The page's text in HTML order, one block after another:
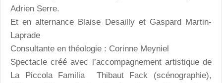
Adrien Serre.
Et en alternance Blaise Desailly et Gaspard Martin-
Laprade
Consultante en théologie : Corinne Meyniel
Spectacle créé avec l’accompagnement artistique de
La Piccola Familia Thibaut Fack (scénographie),